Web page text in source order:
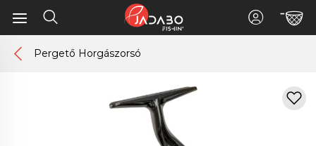
Pergető Horgászorsó